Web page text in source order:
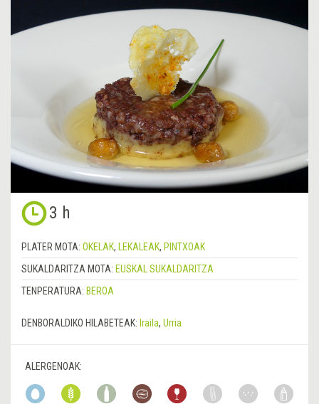
3 h
PLATER MOTA: OKELAK, LEKALEAK, PINTXOAK
SUKALDARITZA MOTA: EUSKAL SUKALDARITZA
TENPERATURA: BEROA
DENBORALDIKO HILABETEAK: Iraila, Urria
ALERGENOAK: